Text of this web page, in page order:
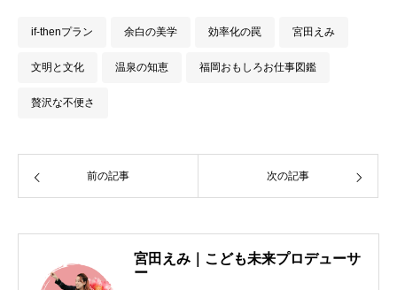
if-thenプラン 余白の美学 効率化の罠 宮田えみ
文明と文化 温泉の知恵 福岡おもしろお仕事図鑑
贅沢な不便さ
前の記事 次の記事
宮田えみ｜こども未来プロデューサ
ー